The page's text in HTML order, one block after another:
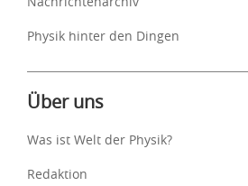
Physik hinter den Dingen
Über uns
Was ist Welt der Physik?
Redaktion